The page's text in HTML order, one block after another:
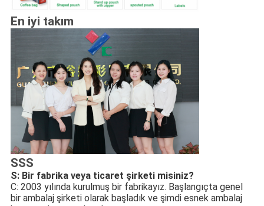
En iyi takım
SSS
S: Bir fabrika veya ticaret şirketi misiniz?
C: 2003 yılında kurulmuş bir fabrikayız. Başlangıçta genel
bir ambalaj şirketi olarak başladık ve şimdi esnek ambalaj